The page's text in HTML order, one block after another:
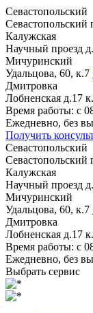
Севастопольский
Севастопольский
Калужская
Научный проезд
Мичуринский
Удальцова, 60, к.7
Дмитровка
Лобненская д.17
Время работы: с
Ежедневно, без
Получить
Севастопольский
Севастопольский
Калужская
Научный проезд
Мичуринский
Удальцова, 60, к.7
Дмитровка
Лобненская д.17
Время работы: с
Ежедневно, без
Выбрать сервис